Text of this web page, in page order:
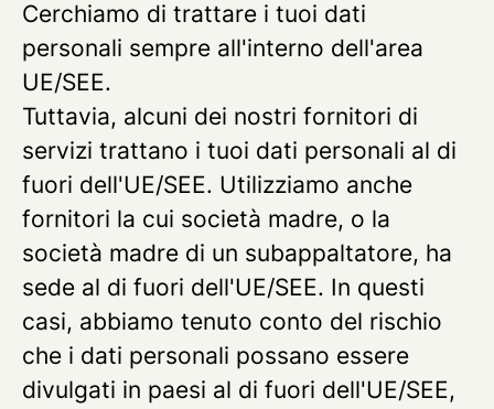
Cerchiamo di trattare i tuoi dati
personali sempre all'interno dell'area
UE/SEE.
Tuttavia, alcuni dei nostri fornitori di
servizi trattano i tuoi dati personali al di
fuori dell'UE/SEE. Utilizziamo anche
fornitori la cui società madre, o la
società madre di un subappaltatore, ha
sede al di fuori dell'UE/SEE. In questi
casi, abbiamo tenuto conto del rischio
che i dati personali possano essere
divulgati in paesi al di fuori dell'UE/SEE,